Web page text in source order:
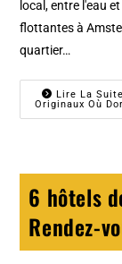
local, entre l'eau
flottantes à
quartier…
Lire La
Originaux Où
6 hôtels
Rendez-